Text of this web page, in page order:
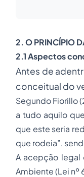
2. O PRINCÍPIO
2.1 Aspectos
Antes de
conceitual do
Segundo Fiorillo
a tudo aquilo
que este seria
que rodeia”,
A acepção legal
Ambiente (Lei nº